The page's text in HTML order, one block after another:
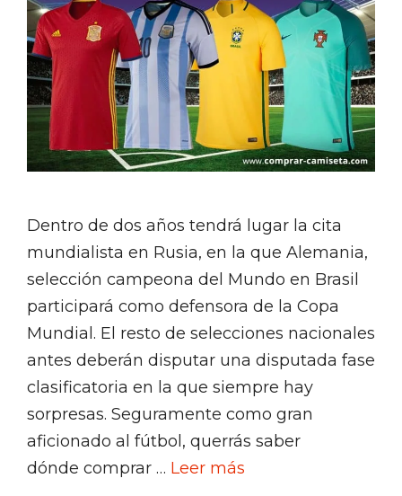
Dentro de dos años tendrá lugar la cita
mundialista en Rusia, en la que Alemania,
selección campeona del Mundo en Brasil
participará como defensora de la Copa
Mundial. El resto de selecciones nacionales
antes deberán disputar una disputada fase
clasificatoria en la que siempre hay
sorpresas. Seguramente como gran
aficionado al fútbol, querrás saber
dónde comprar … Leer más